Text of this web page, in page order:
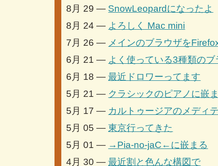
8月 29 — SnowLeopardになったよ
8月 24 — よろしく Mac mini
7月 26 — メインのブラウザを
6月 21 — よく使っている3種類のブ
6月 18 —最近ドロワーってます
5月 21 — クラシックのピアノに嵌
5月 17 — カルトゥージアのメディ
5月 05 —東京行ってきた
5月 01 — →Pia-no-jaC←に嵌まる
4月 30 —最近割と色んな構図で